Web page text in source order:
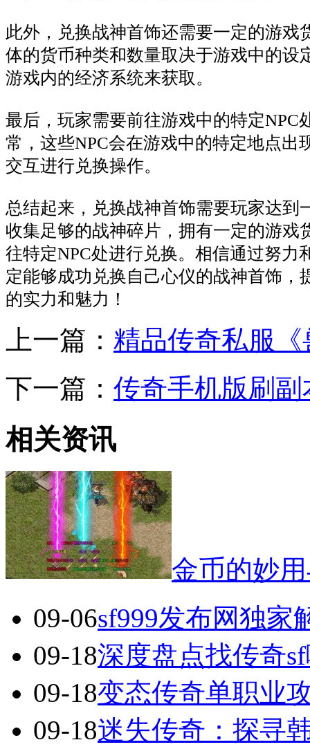
此外，兑换战神首饰还需要一定的游戏
体的货币种类和数量取决于游戏中的设
游戏内的经济系统来获取。
最后，玩家需要前往游戏中的特定NPC
常，这些NPC会在游戏中的特定地点出
交互进行兑换操作。
总结起来，兑换战神首饰需要玩家达到
收集足够的战神碎片，拥有一定的游戏
往特定NPC处进行兑换。相信通过努力
定能够成功兑换自己心仪的战神首饰，
的实力和魅力！
上一篇： 精品传奇私服
下一篇： 传奇手机版刷
相关资讯
金币的妙
09-06sf999发布网独家
09-18深度盘点找传奇
09-18变态传奇单职业
09-18迷失传奇：探寻